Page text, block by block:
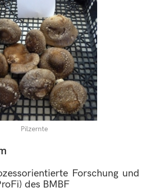
Pilzernte
Forschung und
des BMBF